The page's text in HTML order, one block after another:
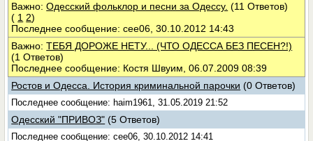
Важно:Одесский фольклор и песни за Одессу. (11 Ответов)
( 1 2)
Последнее сообщение: cee06, 30.10.2012 14:43
Важно:ТЕБЯ ДОРОЖЕ НЕТУ... (ЧТО ОДЕССА БЕЗ ПЕСЕН?!)
(1 Ответов)
Последнее сообщение: Костя Швуим, 06.07.2009 08:39
Ростов и Одесса. История криминальной парочки (0 Ответов)
Последнее сообщение: haim1961, 31.05.2019 21:52
Одесский "ПРИВОЗ" (5 Ответов)
Последнее сообщение: cee06, 30.10.2012 14:41